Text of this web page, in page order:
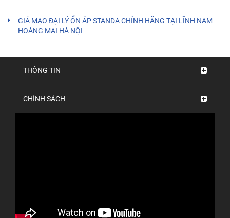
GIẢ MẠO ĐẠI LÝ ỔN ÁP STANDA CHÍNH HÃNG TẠI LĨNH NAM
HOÀNG MAI HÀ NỘI
THÔNG TIN
CHÍNH SÁCH